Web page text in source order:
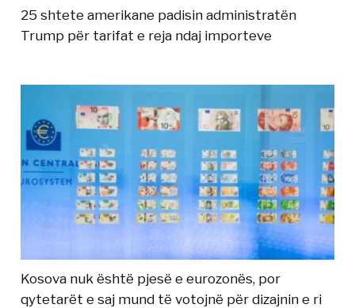
25 shtete amerikane padisin administratën
Trump për tarifat e reja ndaj importeve
Kosova nuk është pjesë e eurozonës, por
qytetarët e saj mund të votojnë për dizajnin e ri